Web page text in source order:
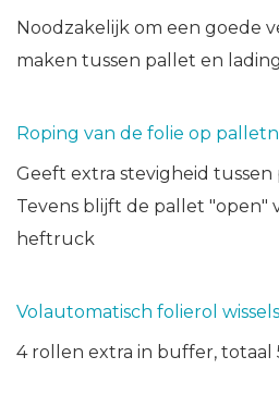
Noodzakelijk om een goede
maken tussen pallet en
Roping van de folie op
Geeft extra stevigheid
Tevens blijft de pallet "open"
heftruck
Volautomatisch folierol
4 rollen extra in buffer, totaal